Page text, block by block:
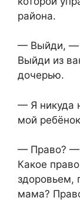
района.
— Выйди, —
Выйди из
дочерью.
— Я никуда
мой
— Право? —
Какое
здоровьем,
мама?